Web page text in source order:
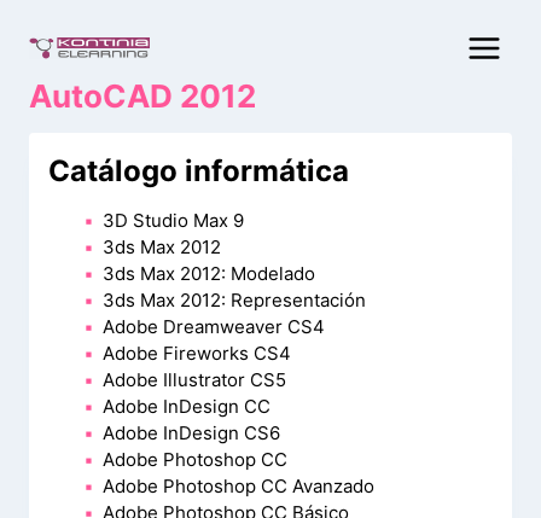
contenido
AutoCAD 2012
Catálogo informática
3D Studio Max 9
3ds Max 2012
3ds Max 2012: Modelado
3ds Max 2012: Representación
Adobe Dreamweaver CS4
Adobe Fireworks CS4
Adobe Illustrator CS5
Adobe InDesign CC
Adobe InDesign CS6
Adobe Photoshop CC
Adobe Photoshop CC Avanzado
Adobe Photoshop CC Básico